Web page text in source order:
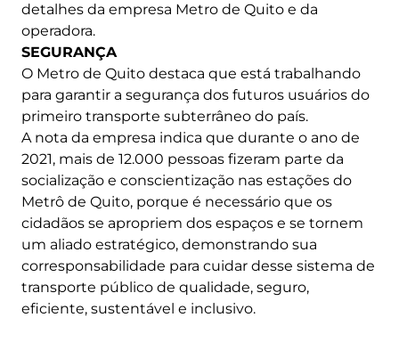
detalhes da empresa Metro de Quito e da
operadora.
SEGURANÇA
O Metro de Quito destaca que está trabalhando
para garantir a segurança dos futuros usuários do
primeiro transporte subterrâneo do país.
A nota da empresa indica que durante o ano de
2021, mais de 12.000 pessoas fizeram parte da
socialização e conscientização nas estações do
Metrô de Quito, porque é necessário que os
cidadãos se apropriem dos espaços e se tornem
um aliado estratégico, demonstrando sua
corresponsabilidade para cuidar desse sistema de
transporte público de qualidade, seguro,
eficiente, sustentável e inclusivo.